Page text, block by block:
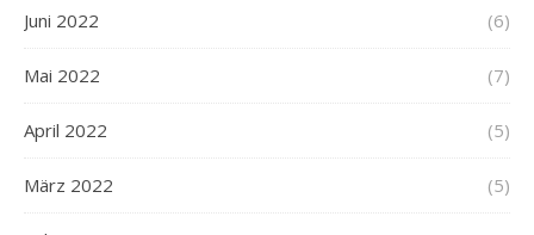
Juni 2022 (6)
Mai 2022 (7)
April 2022 (5)
März 2022 (5)